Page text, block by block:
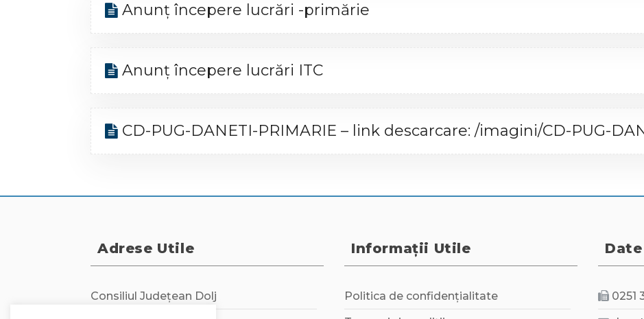
Anunț începere lucrări -primărie
Anunț începere lucrări ITC
CD-PUG-DANETI-PRIMARIE – link descarcare: /imagini/CD-PUG-
Adrese Utile
Consiliul Județean Dolj
Informații Utile
Politica de confidențialitate
0251